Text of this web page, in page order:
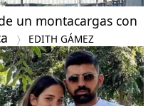
un montacargas con
EDITH GÁMEZ